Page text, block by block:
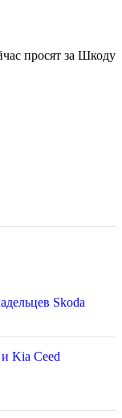
просят за Шкоду
Skoda
Kia Ceed